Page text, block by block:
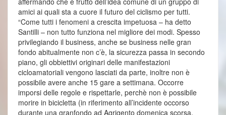
amici ai quali sta a cuore il futuro del ciclismo per tutti.
“Come tutti i fenomeni a crescita impetuosa – ha detto
Santilli – non tutto funziona nel migliore dei modi. Spesso
privilegiando il business, anche se business nelle gran
fondo abitualmente non c’è, la sicurezza passa in secondo
piano, gli obbiettivi originari delle manifestazioni
cicloamatoriali vengono lasciati da parte, inoltre non è
possibile avere anche 15 gare a settimana. Occorre
imporsi delle regole e rispettarle, perchè non è possibile
morire in bicicletta (in riferimento all’incidente occorso
durante una granfondo ad Agrigento domenica scorsa,